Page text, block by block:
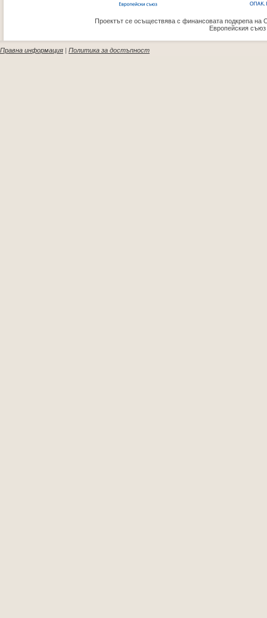
Проектът се осъществява с финансовата подкрепа на
Европейския
Правна информация | Политика за достъпност